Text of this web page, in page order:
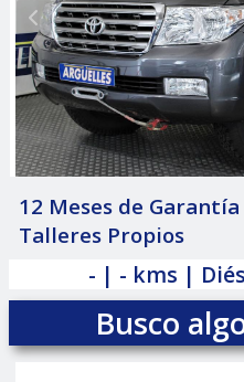
12 Meses de Garantía
Talleres Propios
- | - kms |
Busco